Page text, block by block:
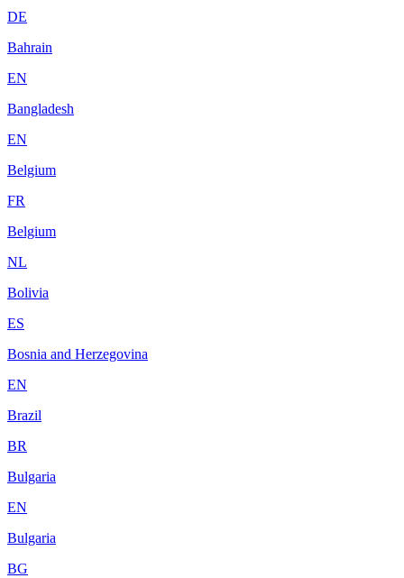
DE
Bahrain
EN
Bangladesh
EN
Belgium
FR
Belgium
NL
Bolivia
ES
Bosnia and Herzegovina
EN
Brazil
BR
Bulgaria
EN
Bulgaria
BG